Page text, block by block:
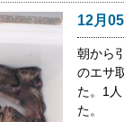
12月
朝から
のエサ
た。1
た。